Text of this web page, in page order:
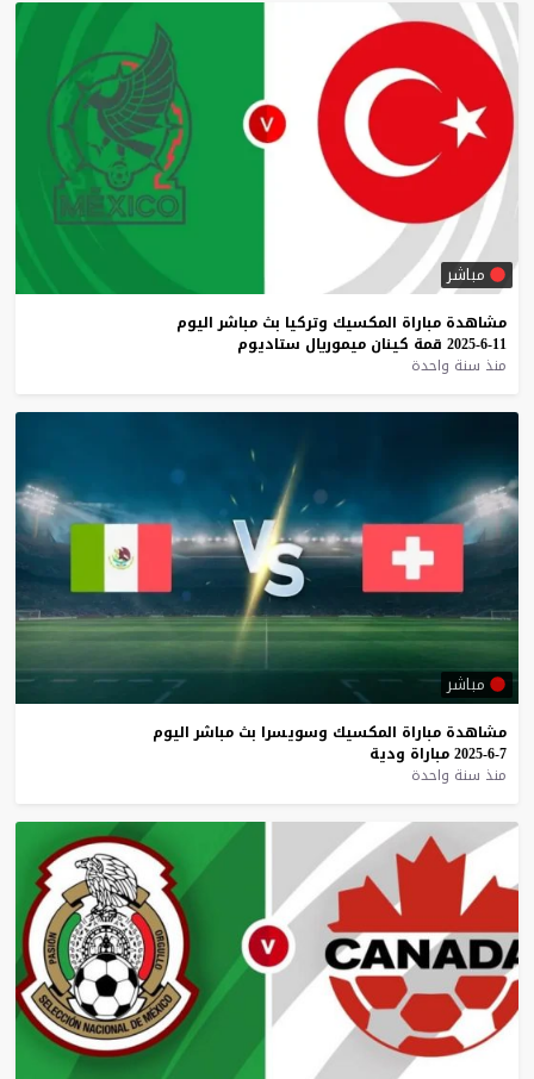
مباشر
مشاهدة مباراة المكسيك وتركيا بث مباشر اليوم
11-6-2025
قمة كينان ميموريال ستاديوم
منذ سنة واحدة
مباشر
مشاهدة مباراة المكسيك وسويسرا بث مباشر اليوم
7-6-2025
مباراة ودية
منذ سنة واحدة